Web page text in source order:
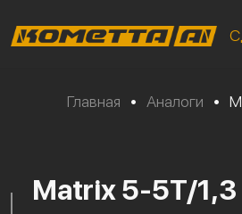
Главная • Аналоги •
Matrix 5-5T/1,3